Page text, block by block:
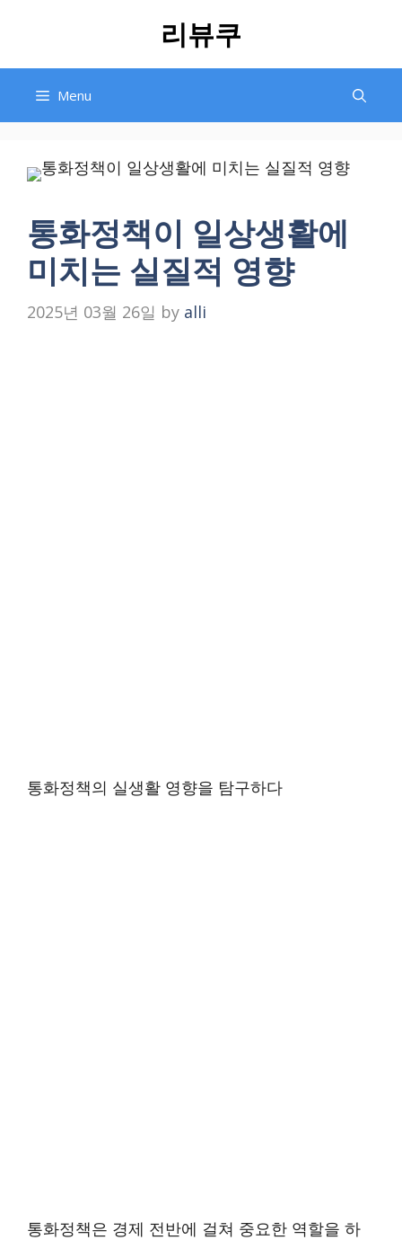
리뷰쿠
Menu
통화정책이 일상생활에
미치는 실질적 영향
2025년 03월 26일 by alli
통화정책의 실생활 영향을 탐구하다
통화정책은 경제 전반에 걸쳐 중요한 역할을 하